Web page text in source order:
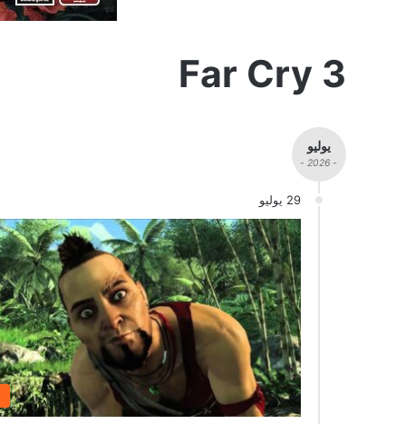
Far Cry 3
يوليو
- 2026 -
29 يوليو